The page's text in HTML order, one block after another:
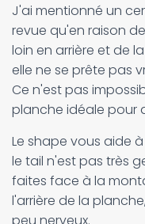
J'ai mentionné un
revue qu'en raison
loin en arrière et de
elle ne se prête pas
Ce n'est pas
planche idéale pour
Le shape vous aide
le tail n'est pas très
faites face à la
l'arrière de la
peu nerveux.